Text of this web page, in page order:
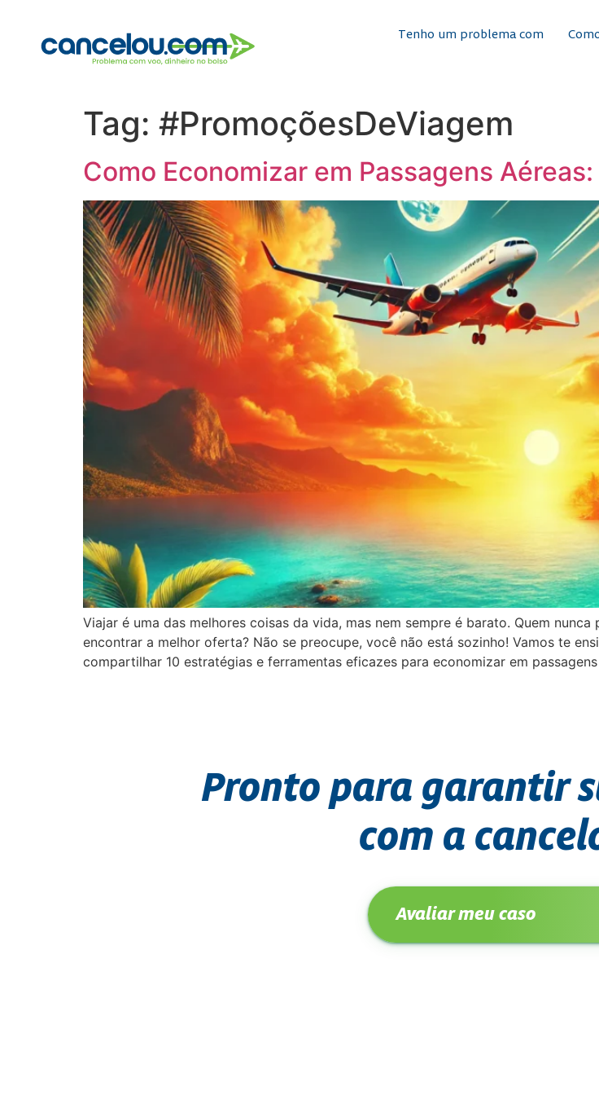
Tenho um problema com
Tag: #PromoçõesDeViagem
Como Economizar em Passagens
Viajar é uma das melhores coisas da vida, mas nem sempre é barato. Quem
encontrar a melhor oferta? Não se preocupe, você não está sozinho! Vamos te
compartilhar 10 estratégias e ferramentas eficazes para economizar em
Pronto para garantir
com a
Avaliar meu caso